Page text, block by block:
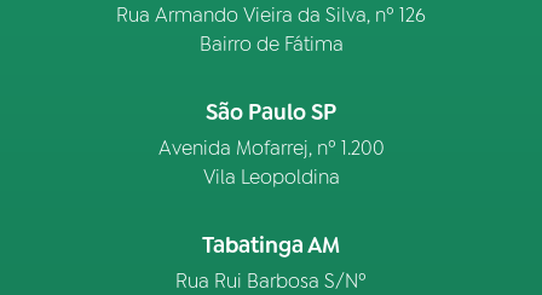
Rua Armando Vieira da Silva, nº 126
Bairro de Fátima
São Paulo SP
Avenida Mofarrej, nº 1.200
Vila Leopoldina
Tabatinga AM
Rua Rui Barbosa S/Nº